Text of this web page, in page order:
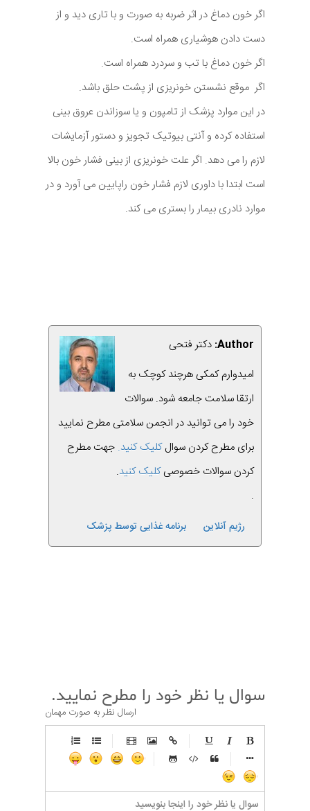
اگر خون دماغ در اثر ضربه به صورت و با تاری دید و از
دست دادن هوشیاری همراه است.
اگر خون دماغ با تب و سردرد همراه است.
اگر موقع نشستن خونریزی از پشت حلق باشد.
در این موارد پزشک از تامپون و یا سوزاندن عروق بینی
استفاده کرده و آنتی بیوتیک تجویز و دستور آزمایشات
لازم را می دهد. اگر علت خونریزی از بینی فشار خون بالا
است ابتدا با داوری لازم فشار خون راپایین می آورد و در
موارد نادری بیمار را بستری می کند.
Author: دکتر فتحی
امیدوارم کمکی هرچند کوچک به
ارتقا سلامت جامعه شود. سوالات
خود را می توانید در انجمن سلامتی مطرح نمایید
برای مطرح کردن سوالکلیک کنید. جهت مطرح
کردن سوالات خصوصیکلیک کنید.
.
رژیم آنلاین برنامه غذایی توسط پزشک
سوال یا نظر خود را مطرح نمایید.
ارسال نظر به صورت مهمان
-
-
-
-
-
-
-
-
-
-
-
-